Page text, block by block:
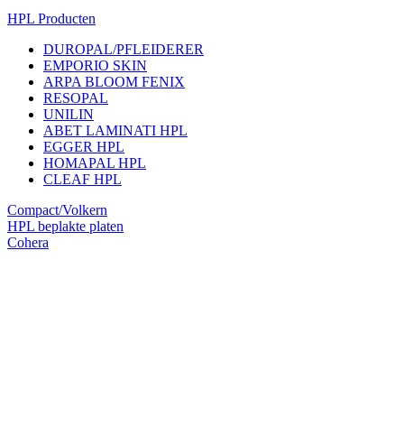
HPL Producten
DUROPAL/PFLEIDERER
EMPORIO SKIN
ARPA BLOOM FENIX
RESOPAL
UNILIN
ABET LAMINATI HPL
EGGER HPL
HOMAPAL HPL
CLEAF HPL
Compact/Volkern
HPL beplakte platen
Cohera